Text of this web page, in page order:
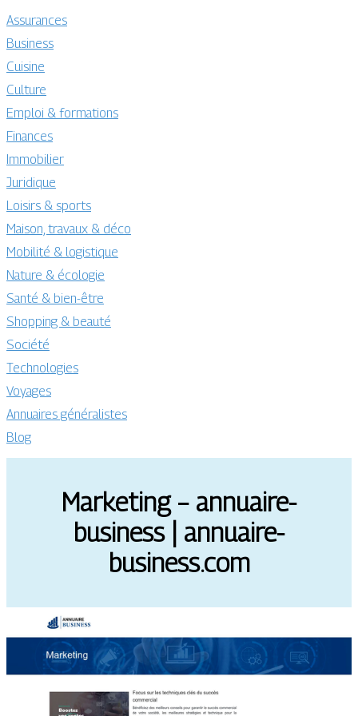
Assurances
Business
Cuisine
Culture
Emploi & formations
Finances
Immobilier
Juridique
Loisirs & sports
Maison, travaux & déco
Mobilité & logistique
Nature & écologie
Santé & bien-être
Shopping & beauté
Société
Technologies
Voyages
Annuaires généralistes
Blog
Marketing – annuaire-
business | annuaire-
business.com